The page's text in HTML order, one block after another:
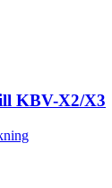
KBV-X2/X3